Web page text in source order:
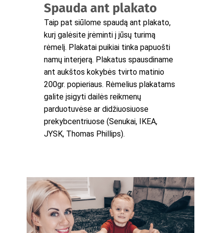
Spauda ant plakato
Taip pat siūlome spaudą ant plakato,
kurį galėsite įrėminti į jūsų turimą
rėmelį. Plakatai puikiai tinka papuošti
namų interjerą. Plakatus spausdiname
ant aukštos kokybės tvirto matinio
200gr. popieriaus. Rėmelius plakatams
galite įsigyti dailės reikmenų
parduotuvėse ar didžiuosiuose
prekybcentriuose (Senukai, IKEA,
JYSK, Thomas Phillips).